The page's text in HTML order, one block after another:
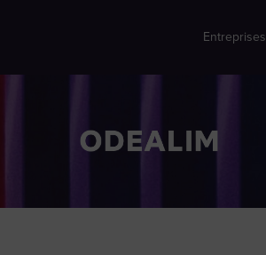
Entreprises